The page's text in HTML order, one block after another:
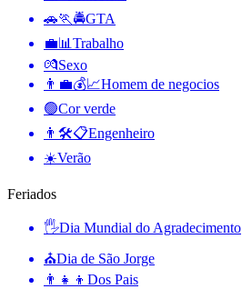
🚗🏃🚔GTA
💼📊 Trabalho
💏Sexo
👨‍💼💰📈Homem de negocios
🟢Cor verde
👨🛠📋Engenheiro
☀️Verão
Feriados
🖐Dia Mundial do Agradecimento
⛪️Dia de São Jorge
👨‍👧‍👦 Dos Pais